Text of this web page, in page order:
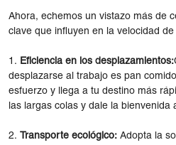
Ahora, echemos un vistazo más de
clave que influyen en la velocidad
1. Eficiencia en los desplazamientos:
desplazarse al trabajo es pan
esfuerzo y llega a tu destino más
las largas colas y dale la bienvenida
2. Transporte ecológico: Adopta la